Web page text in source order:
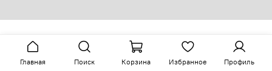
Главная Поиск Корзина Избранное Профиль